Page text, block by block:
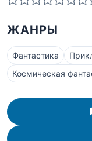
ЖАНРЫ
Фантастика
Космическая